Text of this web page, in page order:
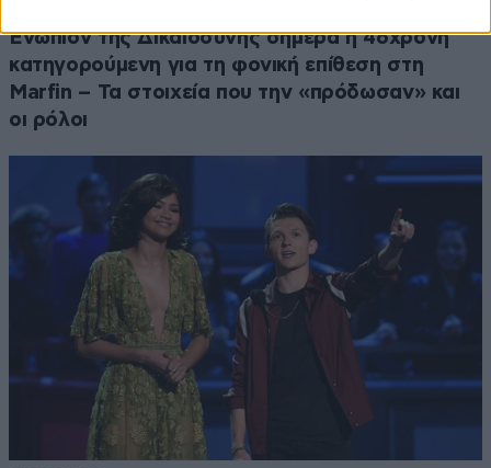
Ενώπιον της Δικαιοσύνης σήμερα η 46χρονη
κατηγορούμενη για τη φονική επίθεση στη
Marfin – Τα στοιχεία που την «πρόδωσαν» και
οι ρόλοι